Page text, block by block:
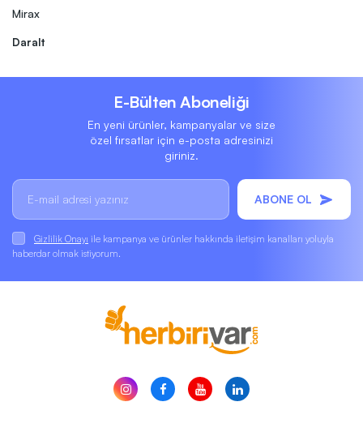
Mirax
Daralt
E-Bülten Aboneliği
En yeni ürünler, kampanyalar ve size
özel fırsatlar için e-posta adresinizi
giriniz.
ABONE OL
Gizlilik Onayı ile kampanya ve ürünler hakkında iletişim kanalları yoluyla
haberdar olmak istiyorum.